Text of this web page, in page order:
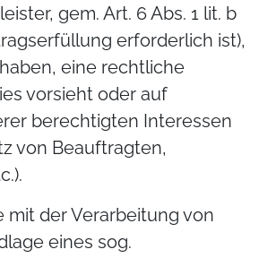
gem. Art. 6 Abs. 1 lit. b
erforderlich ist),
eine rechtliche
vorsieht oder auf
berechtigten Interessen
von Beauftragten,
mit der Verarbeitung von
eines sog.